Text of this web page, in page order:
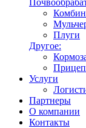
Плуги
Другое:
Услуги
Партнеры
О компании
Контакты